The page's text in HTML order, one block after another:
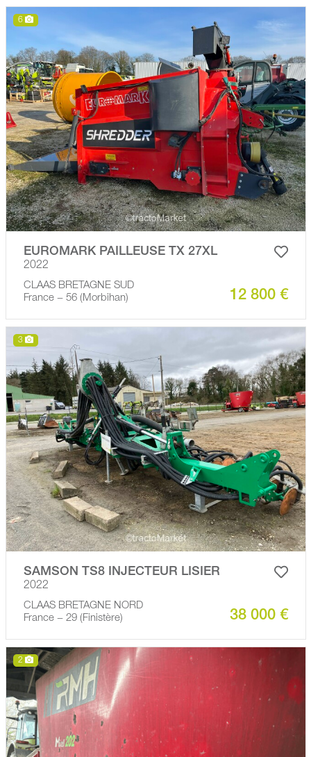
6
EUROMARK PAILLEUSE TX 27XL
2022
CLAAS BRETAGNE SUD
France − 56 (Morbihan)
12 800 €
3
SAMSON TS8 INJECTEUR LISIER
2022
CLAAS BRETAGNE NORD
France − 29 (Finistère)
38 000 €
2